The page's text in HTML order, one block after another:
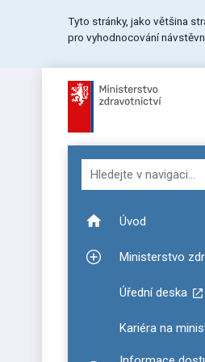
Tyto stránky, jako většina
pro vyhodnocování
Hledat v navigaci
Úvod
Zobrazit podmenu
Ministerstvo
Úřední deska
Kariéra na